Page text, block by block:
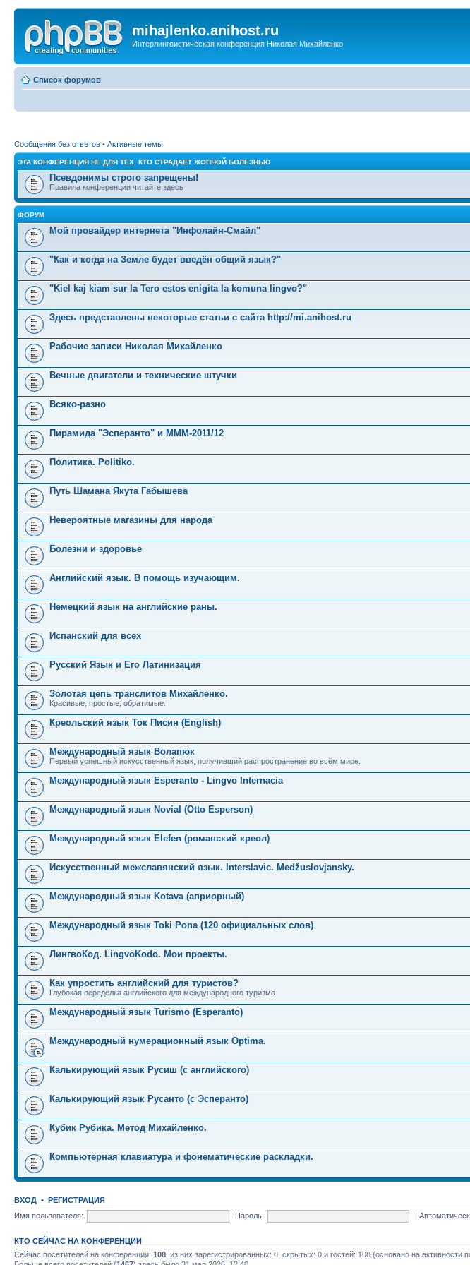
mihajlenko.anihost.ru
Интерлингвистическая конференция Николая Михайленко
Список форумов
Сообщения без ответов • Активные темы
ЭТА КОНФЕРЕНЦИЯ НЕ ДЛЯ ТЕХ, КТО СТРАДАЕТ ЖОПНОЙ БОЛЕЗНЬЮ
Псевдонимы строго запрещены!
Правила конференции читайте здесь
ФОРУМ
Мой провайдер интернета "Инфолайн-Смайл"
"Как и когда на Земле будет введён общий язык?"
"Kiel kaj kiam sur la Tero estos enigita la komuna lingvo?"
Здесь представлены некоторые статьи с сайта http://mi.anihost.ru
Рабочие записи Николая Михайленко
Вечные двигатели и технические штучки
Всяко-разно
Пирамида "Эсперанто" и MMM-2011/12
Политика. Politiko.
Путь Шамана Якута Габышева
Невероятные магазины для народа
Болезни и здоровье
Английский язык. В помощь изучающим.
Немецкий язык на английские раны.
Испанский для всех
Русский Язык и Его Латинизация
Золотая цепь транслитов Михайленко.
Красивые, простые, обратимые.
Креольский язык Ток Писин (English)
Международный язык Волапюк
Первый успешный искусственный язык, получивший распространение во всём мире.
Международный язык Esperanto - Lingvo Internacia
Международный язык Novial (Otto Esperson)
Международный язык Elefen (романский креол)
Искусственный межславянский язык. Interslavic. Medžuslovjansky.
Международный язык Kotava (априорный)
Международный язык Toki Pona (120 официальных слов)
ЛингвоКод. LingvoKodo. Мои проекты.
Как упростить английский для туристов?
Глубокая переделка английского для международного туризма.
Международный язык Turismo (Esperanto)
Международный нумерационный язык Optima.
Калькирующий язык Русиш (с английского)
Калькирующий язык Русанто (с Эсперанто)
Кубик Рубика. Метод Михайленко.
Компьютерная клавиатура и фонематические раскладки.
ВХОД • РЕГИСТРАЦИЯ
Имя пользователя:
Пароль: |
КТО СЕЙЧАС НА КОНФЕРЕНЦИИ
Сейчас посетителей на конференции: 108 , из них зарегистрированных: 0, скрытых: 0 и гостей: 108 (основано на активности